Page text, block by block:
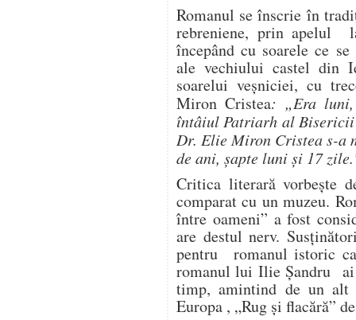
Romanul se înscrie în
rebreniene, prin apelul
începând cu soarele ce
ale vechiului castel din
soarelui veşniciei, cu
Miron Cristea: „Era
întâiul Patriarh al Bisericii
Dr. Elie Miron Cristea s-a
de ani, şapte luni şi 17
Critica literară vorbeşte
comparat cu un muzeu.
între oameni” a fost
are destul nerv.
pentru romanul istoric
romanul lui Ilie Şandru
timp, amintind de un alt
Europa , „Rug şi flacără”